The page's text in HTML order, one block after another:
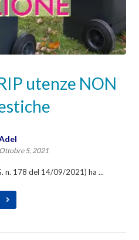
utenze NON
Ottobre 5, 2021
n. 178 del 14/09/2021) ha ...